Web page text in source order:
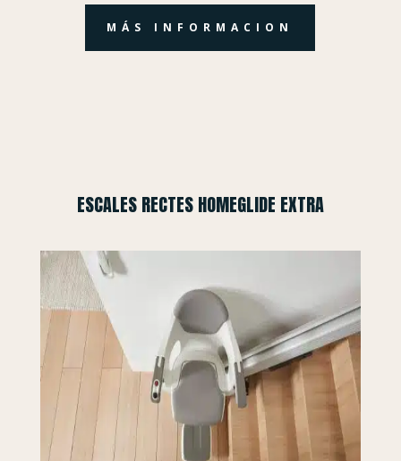
MÁS INFORMACION
ESCALES RECTES HOMEGLIDE EXTRA